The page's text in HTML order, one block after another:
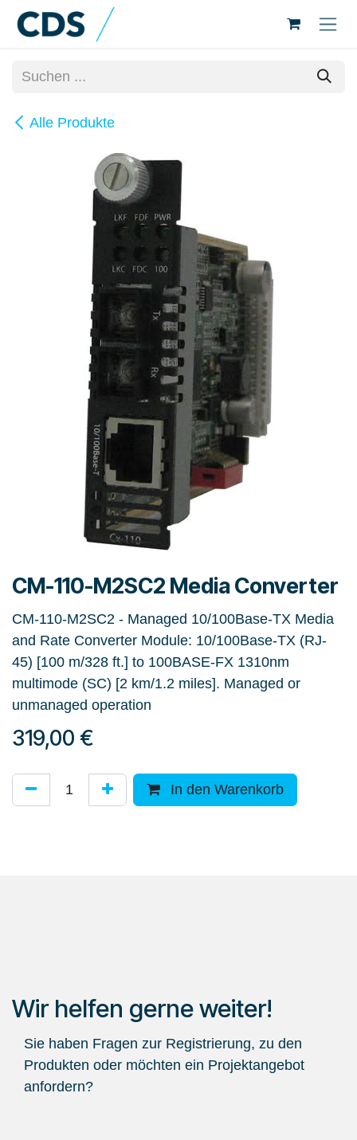
Zum Inhalt springen
Alle Produkte
CM-110-M2SC2 Media Converter
CM-110-M2SC2 - Managed 10/100Base-TX Media
and Rate Converter Module: 10/100Base-TX (RJ-
45) [100 m/328 ft.] to 100BASE-FX 1310nm
multimode (SC) [2 km/1.2 miles]. Managed or
unmanaged operation
319,00 €
In den Warenkorb
Wir helfen gerne weiter!
Sie haben Fragen zur Registrierung, zu den
Produkten oder möchten ein Projektangebot
anfordern?